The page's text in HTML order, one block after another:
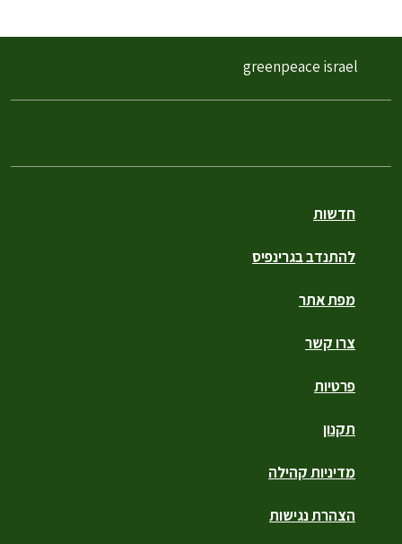
חדשות
להתנדב בגרינפיס
מפת אתר
צרו קשר
פרטיות
תקנון
מדיניות קהילה
הצהרת נגישות